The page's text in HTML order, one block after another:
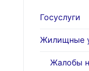
Госуслуги
Жилищные
Жалобы